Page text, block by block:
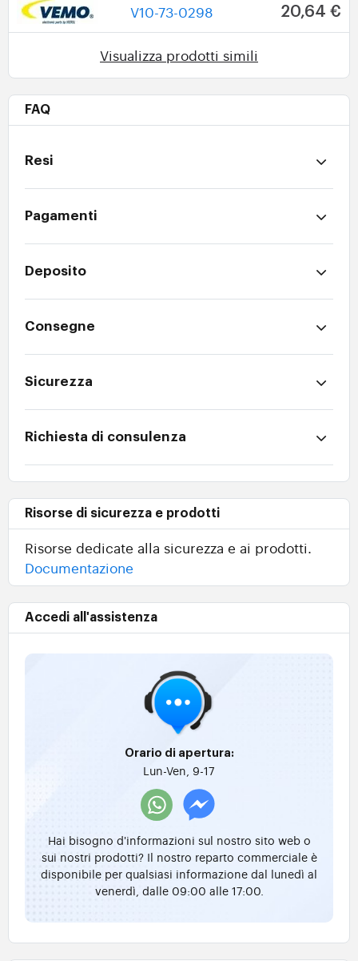
V10-73-0298 20,64 €
Visualizza prodotti simili
FAQ
Resi
Pagamenti
Deposito
Consegne
Sicurezza
Richiesta di consulenza
Risorse di sicurezza e prodotti
Risorse dedicate alla sicurezza e ai prodotti.
Documentazione
Accedi all'assistenza
Orario di apertura:
Lun-Ven, 9-17
Hai bisogno d'informazioni sul nostro sito web o
sui nostri prodotti? Il nostro reparto commerciale è
disponibile per qualsiasi informazione dal lunedì al
venerdì, dalle 09:00 alle 17:00.